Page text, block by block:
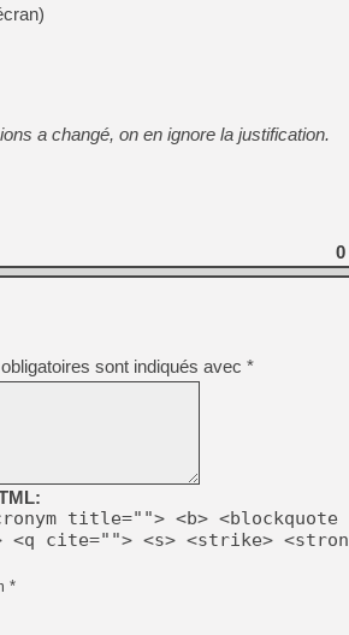
a changé, on en ignore la justification.
0
sont indiqués avec *
title=""> <b> <blockquote
<q cite=""> <s> <strike>
*